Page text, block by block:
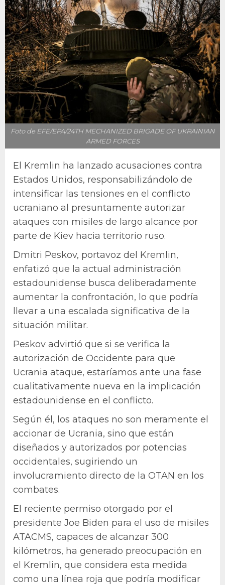
Foto de EFE/EPA/24TH MECHANIZED BRIGADE OF UKRAINIAN
ARMED FORCES
El Kremlin ha lanzado acusaciones contra
Estados Unidos, responsabilizándolo de
intensificar las tensiones en el conflicto
ucraniano al presuntamente autorizar
ataques con misiles de largo alcance por
parte de Kiev hacia territorio ruso.
Dmitri Peskov, portavoz del Kremlin,
enfatizó que la actual administración
estadounidense busca deliberadamente
aumentar la confrontación, lo que podría
llevar a una escalada significativa de la
situación militar.
Peskov advirtió que si se verifica la
autorización de Occidente para que
Ucrania ataque, estaríamos ante una fase
cualitativamente nueva en la implicación
estadounidense en el conflicto.
Según él, los ataques no son meramente el
accionar de Ucrania, sino que están
diseñados y autorizados por potencias
occidentales, sugiriendo un
involucramiento directo de la OTAN en los
combates.
El reciente permiso otorgado por el
presidente Joe Biden para el uso de misiles
ATACMS, capaces de alcanzar 300
kilómetros, ha generado preocupación en
el Kremlin, que considera esta medida
como una línea roja que podría modificar